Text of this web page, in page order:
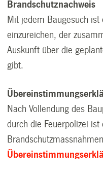
Brandschutznachweis
Mit jedem Baugesuch ist
einzureichen, der
Auskunft über die
gibt.
Nach Vollendung des
durch die Feuerpolizei